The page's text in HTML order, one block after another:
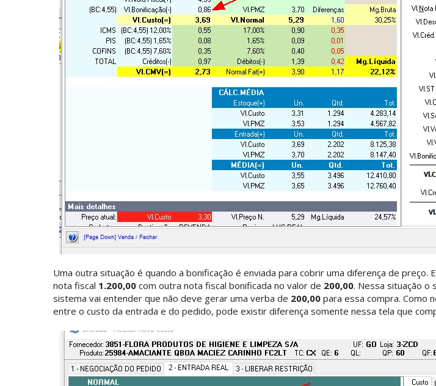
Uma outra situação é quando a bonificação é enviada para cobrir uma diferença de
nota fiscal 1.200,00 com outra nota fiscal bonificada no valor de 200,00. Nessa situação o
sistema vai entender que não deve gerar uma verba de 200,00 para essa compra. Como
entre o custo da entrada e do pedido, pode existir diferença somente nessa tela que